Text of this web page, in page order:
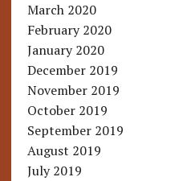
March 2020
February 2020
January 2020
December 2019
November 2019
October 2019
September 2019
August 2019
July 2019